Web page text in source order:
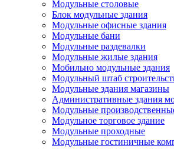
Модульные столовые
Блок модульные здания
Модульные офисные здания
Модульные бани
Модульные раздевалки
Модульные жилые здания
Мобильно модульные здания
Модульный штаб
Модульные здания магазины
Административные здания
Модульные
Модульное торговое здание
Модульные проходные
Модульные гостиничные